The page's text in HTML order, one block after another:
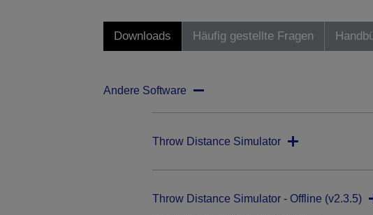
Downloads Häufig gestellte Fragen
Andere Software
Throw Distance Simulator
Throw Distance Simulator - Offline (v2.3.5)